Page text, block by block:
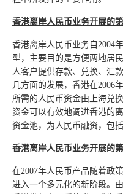
香港离岸人民币业务开展的
香港离岸人民币业务自2004
型，主要目的是方便两地居
人客户提供存款、兑换、汇
几方面的发展，香港在2006
所需的人民币资金由上海兑
资金可以有效地调进香港的
资金池，为人民币融资，包
香港离岸人民币业务开展的
在2007年人民币产品随着政
进入一个多元化的新阶段。